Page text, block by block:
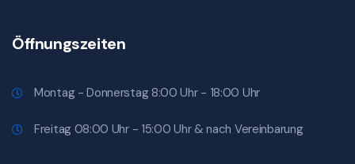
Öffnungszeiten
Montag - Donnerstag 8:00 Uhr - 18:00 Uhr
Freitag 08:00 Uhr - 15:00 Uhr & nach Vereinbarung